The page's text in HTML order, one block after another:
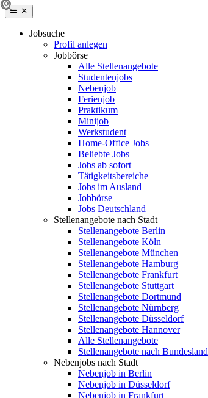
Jobsuche
Profil anlegen
Jobbörse
Alle Stellenangebote
Studentenjobs
Nebenjob
Ferienjob
Praktikum
Minijob
Werkstudent
Home-Office Jobs
Beliebte Jobs
Jobs ab sofort
Tätigkeitsbereiche
Jobs im Ausland
Jobbörse
Jobs Deutschland
Stellenangebote nach Stadt
Stellenangebote Berlin
Stellenangebote Köln
Stellenangebote München
Stellenangebote Hamburg
Stellenangebote Frankfurt
Stellenangebote Stuttgart
Stellenangebote Dortmund
Stellenangebote Nürnberg
Stellenangebote Düsseldorf
Stellenangebote Hannover
Alle Stellenangebote
Stellenangebote nach Bundesland
Nebenjobs nach Stadt
Nebenjob in Berlin
Nebenjob in Düsseldorf
Nebenjob in Frankfurt